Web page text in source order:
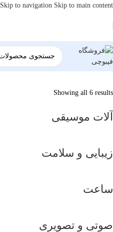
Skip to navigation Skip to main content
Showing all 6 results
آلات موسیقی
زیبایی و سلامت
ساعت
صوتی و تصویری